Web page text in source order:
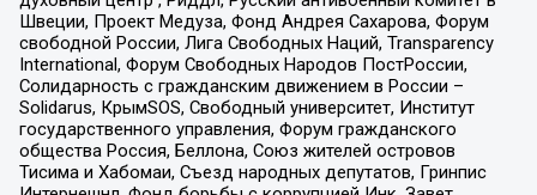
Швеции, Проект Медуза, Фонд Андрея Сахарова, Форум
свободной России, Лига Свободных Наций, Transparеncy
International, Форум Свободных Народов ПостРоссии,
Солидарность с гражданским движением в России –
Solidarus, КрымSOS, Свободный университет, Институт
государственного управления, Форум гражданского
общества Россия, Беллона, Союз жителей островов
Тисима и Хабомаи, Съезд народных депутатов, Гринпис